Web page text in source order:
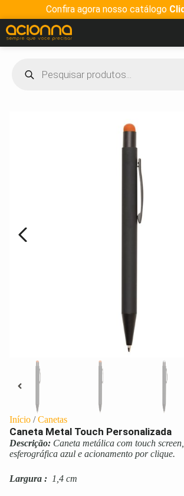
Confira agora nosso catálogo
Início /Canetas
Caneta Metal Touch Personalizada
Descrição: Caneta metálica com touch
esferográfica azul e acionamento por clique.
Largura : 1,4 cm